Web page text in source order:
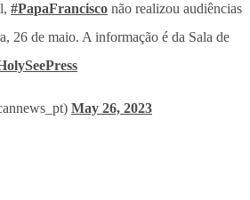
#PapaFrancisco não realizou audiências
26 de maio. A informação é da Sala de
May 26, 2023